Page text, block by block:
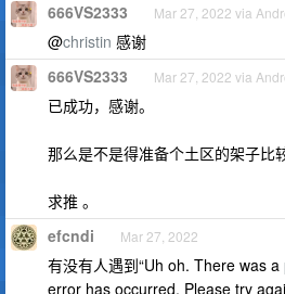
666VS2333 Mar 27, 2022 via
@christin 感谢
666VS2333 Mar 27, 2022 via
已成功，感谢。
那么是不是得准备个土区的架子比
求推 。
efcndi Mar 27, 2022
有没有人遇到“Uh oh. There was a
error has occurred. Please try